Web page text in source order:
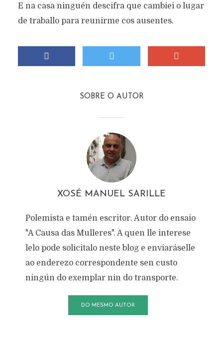
E na casa ninguén descifra que cambiei o lugar
de traballo para reunirme cos ausentes.
SOBRE O AUTOR
XOSÉ MANUEL SARILLE
Polemista e tamén escritor. Autor do ensaio
"A Causa das Mulleres". A quen lle interese
lelo pode solicitalo neste blog e enviaráselle
ao enderezo correspondente sen custo
ningún do exemplar nin do transporte.
DO MESMO AUTOR